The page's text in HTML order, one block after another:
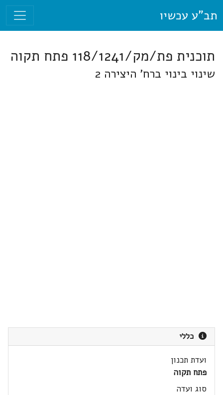
תב"ע עכשיו
תוכנית פת/מק/118/1241 פתח תקוה
שינוי בינוי ברח' היצירה 2
כללי
ועדת תכנון
פתח תקוה
סוג ועדה